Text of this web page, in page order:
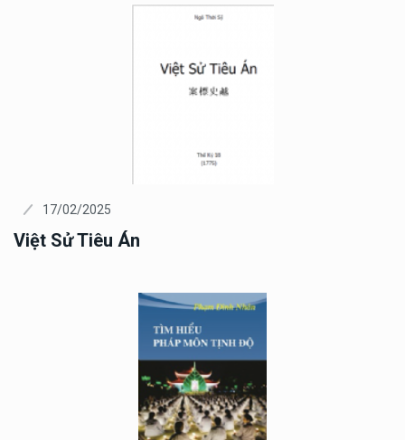
17/02/2025
Việt Sử Tiêu Án